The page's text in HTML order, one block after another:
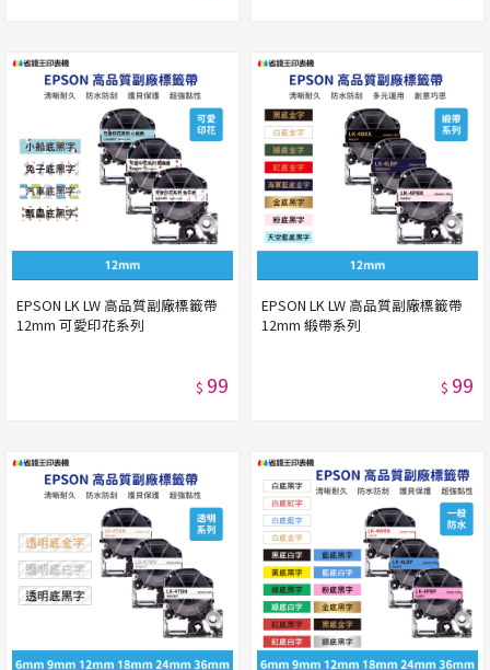
EPSON LK LW 高品質副廠標籤帶
12mm 可愛印花系列
$ 99
EPSON LK LW 高品質副廠標籤帶
12mm 緞帶系列
$ 99